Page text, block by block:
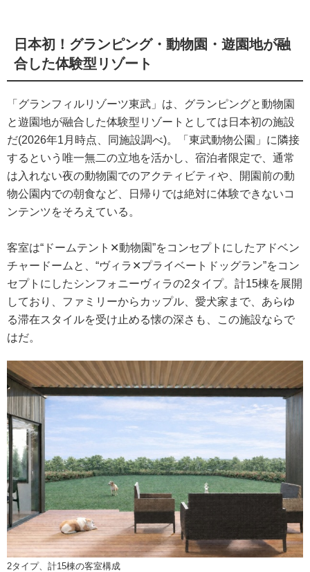
日本初！グランピング・動物園・遊園地が融
合した体験型リゾート
「グランフィルリゾーツ東武」は、グランピングと動物園
と遊園地が融合した体験型リゾートとしては日本初の施設
だ(2026年1月時点、同施設調べ)。「東武動物公園」に隣接
するという唯一無二の立地を活かし、宿泊者限定で、通常
は入れない夜の動物園でのアクティビティや、開園前の動
物公園内での朝食など、日帰りでは絶対に体験できないコ
ンテンツをそろえている。
客室は“ドームテント✕動物園”をコンセプトにしたアドベン
チャードームと、“ヴィラ✕プライベートドッグラン”をコン
セプトにしたシンフォニーヴィラの2タイプ。計15棟を展開
しており、ファミリーからカップル、愛犬家まで、あらゆ
る滞在スタイルを受け止める懐の深さも、この施設ならで
はだ。
2タイプ、計15棟の客室構成